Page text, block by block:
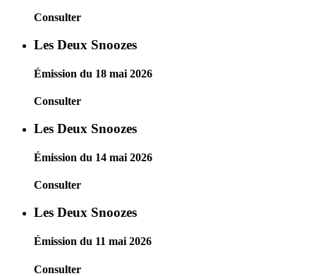
Consulter
Les Deux Snoozes
Émission du 18 mai 2026
Consulter
Les Deux Snoozes
Émission du 14 mai 2026
Consulter
Les Deux Snoozes
Émission du 11 mai 2026
Consulter